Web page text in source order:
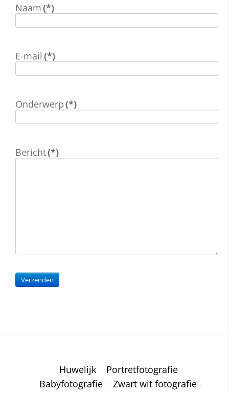
Naam(*)
E-mail (*)
Onderwerp(*)
Bericht(*)
Huwelijk
Portretfotografie
Babyfotografie
Zwart wit fotografie